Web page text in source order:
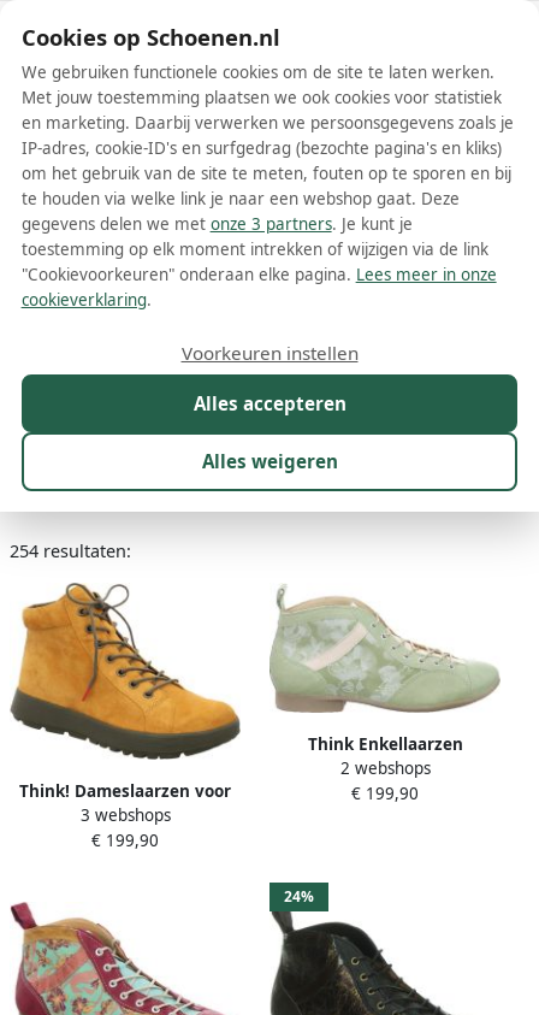
Schoenen.nl
Wis filters Alle filters
Think dames laarzen
Think dames laarzen zijn een perfecte combinatie van stijl, comfort
en duurzaamheid. Dit Oostenrijkse merk staat bekend om het
productieproces. Daarnaast zijn deze laarzen speciaal ontworpen
met het oog op de anatomie van de vrouwelijke voet, zodat je
verzekerd bent van een perfecte pasvorm en ultiem draagcomfort.
Zo kom je stijlvol en zonder voetklachten de dag door.
Maat Merk 1 Kleur Prijs Materiaal
254 resultaten:
Think! Dameslaarzen voor
verschillende
weersomstandigheden
3 webshops
€ 199,90
Think Enkellaarzen
2 webshops
€ 199,90
24%
Cookies op Schoenen.nl
We gebruiken functionele cookies om de site te laten werken.
Met jouw toestemming plaatsen we ook cookies voor statistiek
en marketing. Daarbij verwerken we persoonsgegevens zoals je
IP-adres, cookie-ID's en surfgedrag (bezochte pagina's en kliks)
om het gebruik van de site te meten, fouten op te sporen en bij
te houden via welke link je naar een webshop gaat. Deze
gegevens delen we met onze 3 partners. Je kunt je
toestemming op elk moment intrekken of wijzigen via de link
"Cookievoorkeuren" onderaan elke pagina. Lees meer in onze
cookieverklaring.
Alles accepteren
Alles weigeren
Voorkeuren instellen